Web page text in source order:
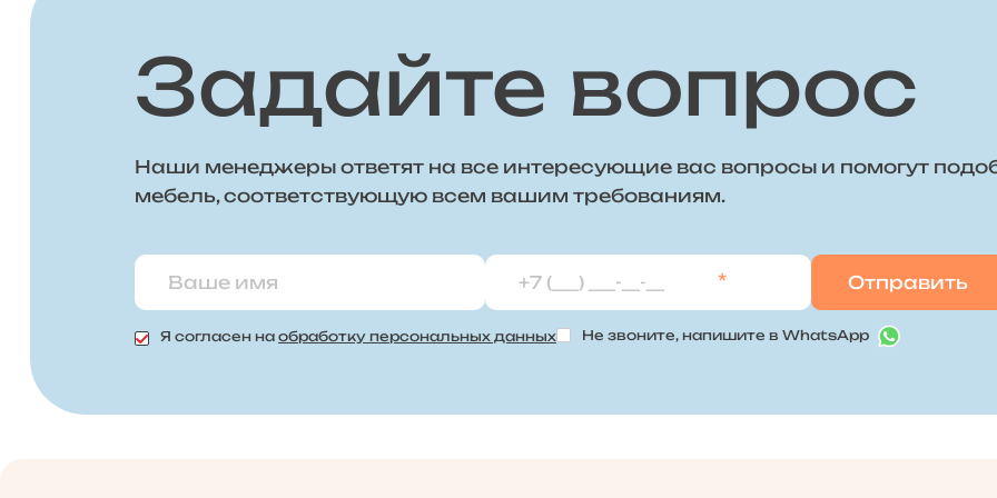
Задайте вопрос
Наши менеджеры ответят на все интересующие вас вопросы и помогут
мебель, соответствующую всем вашим требованиям.
*
Я согласен на обработку персональных данных Не звоните, напишите в WhatsApp